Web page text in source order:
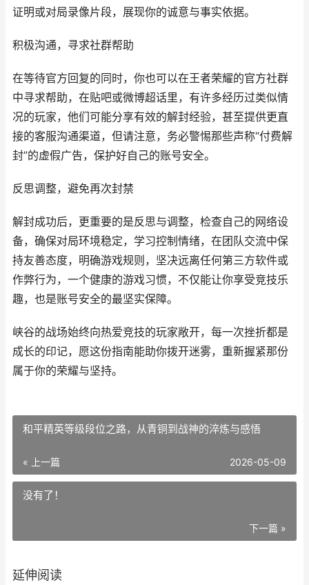
证明或对局录像片段，展现你的诚意与事实依据。
积极沟通，寻求社群帮助
在等待官方回复的同时，你也可以在王者荣耀的官方社群
中寻求帮助，在贴吧或微博超话里，有许多经历过类似情
况的玩家，他们可能分享有效的解封经验，甚至提供更直
接的客服沟通渠道，但请注意，务必警惕那些声称“付费解
封”的虚假广告，保护好自己的账号安全。
反思调整，避免再次封禁
解封成功后，更重要的是反思与调整，检查自己的网络设
备，确保对局环境稳定，学习控制情绪，在团队交流中保
持友善态度，明确游戏规则，坚决远离任何第三方软件或
作弊行为，一个健康的游戏习惯，不仅能让你享受竞技乐
趣，也是账号安全的最坚实保障。
峡谷的战场始终向热爱竞技的玩家敞开，每一次挫折都是
成长的印记，愿这份指南能助你拨开迷雾，重新握紧那份
属于你的荣耀与坚持。
和平精英等级段位之路，从青铜到战神的淬炼与感悟
« 上一篇 2026-05-09
没有了！
下一篇 »
延伸阅读